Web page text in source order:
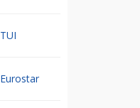
TUI
Eurostar